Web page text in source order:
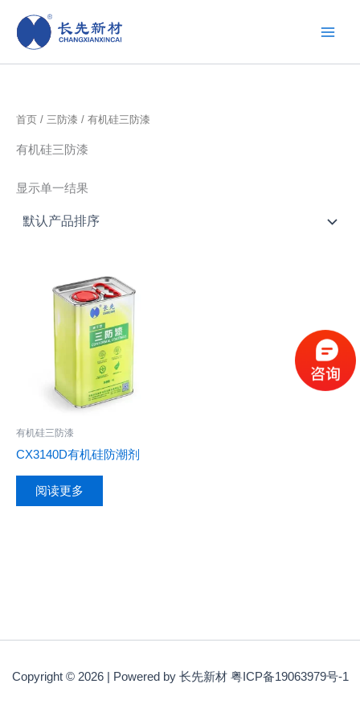
容
首页 / 三防漆 / 有机硅三防漆
有机硅三防漆
显示单一结果
有机硅三防漆
CX3140D有机硅防潮剂
阅读更多
Copyright © 2026 | Powered by 长先新材 粤ICP备19063979号-1